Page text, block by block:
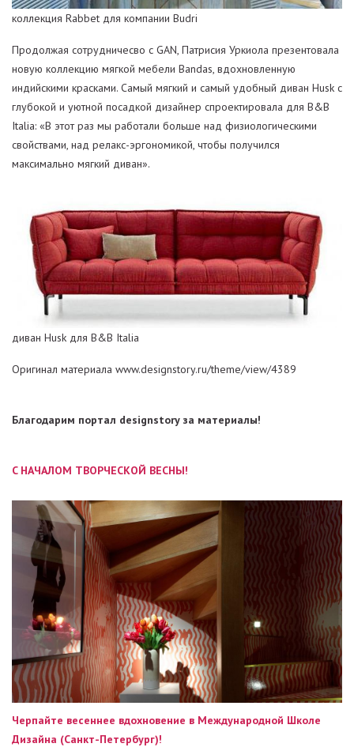
коллекция Rabbet для компании Budri
Продолжая сотрудничесво с GAN, Патрисия Уркиола презентовала
новую коллекцию мягкой мебели Bandas, вдохновленную
индийскими красками. Самый мягкий и самый удобный диван Husk с
глубокой и уютной посадкой дизайнер спроектировала для B&B
Italia: «В этот раз мы работали больше над физиологическими
свойствами, над релакс-эргономикой, чтобы получился
максимально мягкий диван».
диван Husk для B&B Italia
Оригинал материала www.designstory.ru/theme/view/4389
Благодарим портал designstory за материалы!
C НАЧАЛОМ ТВОРЧЕСКОЙ ВЕСНЫ!
Черпайте весеннее вдохновение в Международной Школе
Дизайна (Санкт-Петербург)!